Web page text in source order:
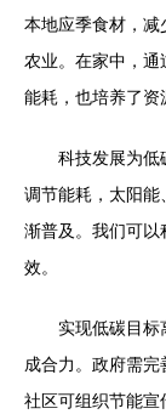
本地应季食材，减
农业。在家中，通
能耗，也培养了资
科技发展为低
调节能耗，太阳能
渐普及。我们可以
效。
实现低碳目标
成合力。政府需完
社区可组织节能宣